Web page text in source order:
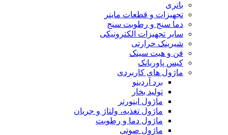
باتری
تجهیزات و قطعات ماینر
دما سنج و رطوبت سنج
سایر تجهیزات الکترونیکی
شیرینک حرارتی
فن و هیت سینک
کیس پاوربانک
ماژول های کاربردی
برد آردینو
تولید بخار
ماژول اینورتر
ماژول تغذیه، ولتاژ و جریان
ماژول دما و رطوبت
ماژول صوتی